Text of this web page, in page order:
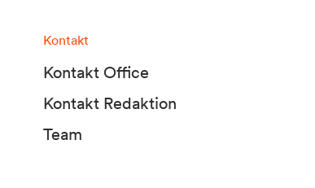
Kontakt
Kontakt Office
Kontakt Redaktion
Team